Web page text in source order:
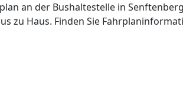
an der Bushaltestelle in
zu Haus. Finden Sie